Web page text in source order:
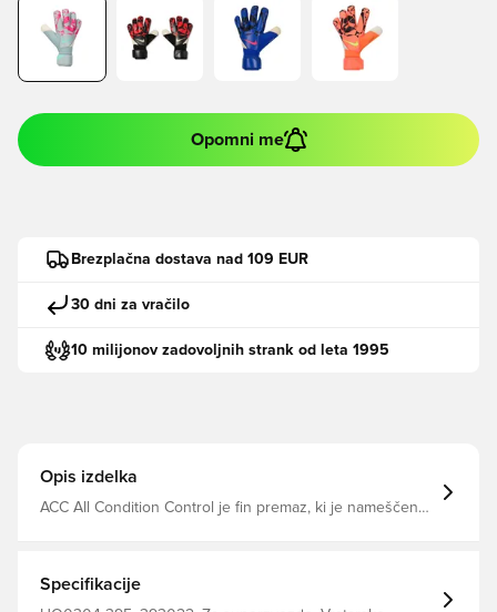
Opomni me
Brezplačna dostava nad 109 EUR
30 dni za vračilo
10 milijonov zadovoljnih strank od leta 1995
Opis izdelka
ACC All Condition Control je fin premaz, ki je nameščen
se zavije v notranjost palca, kazalca in rožnatega prsta za
tesnejši oprijem Raztegljiv material omogoča udobno
Specifikacije